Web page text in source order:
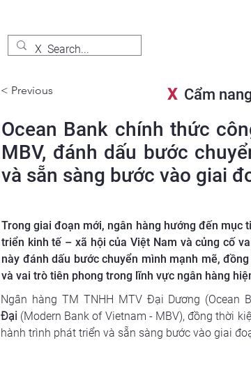
< Previous XCẩm
Ocean Bank chính thức
MBV, đánh dấu bước
và sẵn sàng bước vào giai
Trong giai đoạn mới, ngân hàng hướng đến mục
triển kinh tế – xã hội của Việt Nam và củng cố
này đánh dấu bước chuyển mình mạnh mẽ,
và vai trò tiên phong trong lĩnh vực ngân hàng
Ngân hàng TM TNHH MTV Đại Dương (Ocean
Đại (Modern Bank of Vietnam - MBV), đồng thời
hành trình phát triển và sẵn sàng bước vào giai